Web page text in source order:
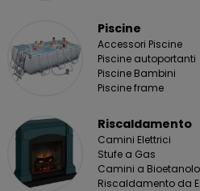
Piscine
Accessori Piscine
Piscine autoportanti
Piscine Bambini
Piscine frame
Riscaldamento
Camini Elettrici
Stufe a Gas
Camini a Bioetanolo
Riscaldamento da